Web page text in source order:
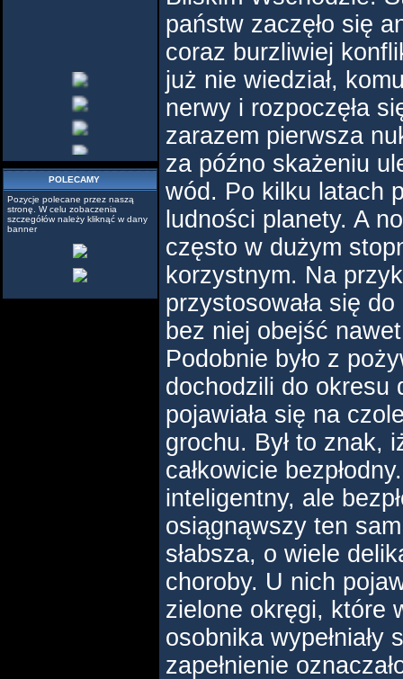
POLECAMY
Pozycje polecane przez naszą
stronę. W celu zobaczenia
szczegółów należy kliknąć w dany
banner
państw zaczęło się
coraz burzliwiej
już nie wiedział,
nerwy i rozpoczęła
zarazem pierwsza
za późno skażeniu
wód. Po kilku latach
ludności planety. A
często w dużym
korzystnym. Na
przystosowała się
bez niej obejść
Podobnie było z
dochodzili do okresu
pojawiała się na
grochu. Był to znak,
całkowicie
inteligentny, ale
osiągnąwszy ten
słabsza, o wiele
choroby. U nich
zielone okręgi, które
osobnika wypełniały
zapełnienie